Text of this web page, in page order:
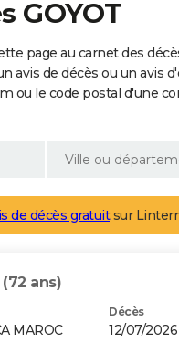
GOYOT
page au carnet des
avis de décès ou un avis
ou le code postal d'une
de décès gratuitsur
(72 ans)
MAROC
Décès
12/07/2026